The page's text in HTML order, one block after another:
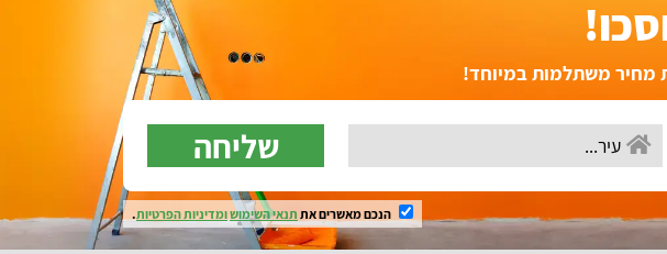
שליחה
הנכם מאשרים את תנאי השימושומדיניות הפרטיות.